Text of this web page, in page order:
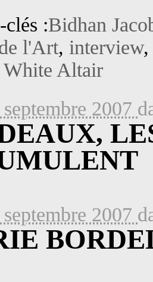
clés :Bidhan
l'Art, interview
White Altair
2007
septembre 2007